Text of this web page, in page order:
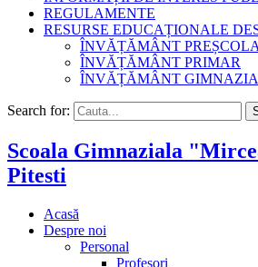
REGULAMENTE
RESURSE EDUCAȚIONALE
ÎNVĂȚĂMÂNT
ÎNVĂȚĂMÂNT PRIMAR
ÎNVĂȚĂMÂNT
Search for:
Scoala Gimnaziala
Pitesti
Acasă
Despre noi
Personal
Profesori